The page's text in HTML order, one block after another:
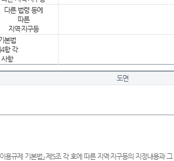
다른 법령 등에
따른
지역·지구등
본법
4항 각
항
도면
용규제 기본법」 제5조 각 호에 따른 지역·지구등의 지정내용